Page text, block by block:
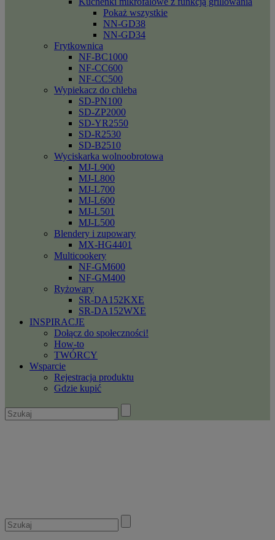
Pokaż wszystkie
NN-GD38
NN-GD34
Frytkownica
NF-BC1000
NF-CC600
NF-CC500
Wypiekacz do chleba
SD-PN100
SD-ZP2000
SD-YR2550
SD-R2530
SD-B2510
Wyciskarka wolnoobrotowa
MJ-L900
MJ-L800
MJ-L700
MJ-L600
MJ-L501
MJ-L500
Blendery i zupowary
MX-HG4401
Multicookery
NF-GM600
NF-GM400
Ryżowary
SR-DA152KXE
SR-DA152WXE
INSPIRACJE
Dołącz do społeczności!
How-to
TWÓRCY
Wsparcie
Rejestracja produktu
Gdzie kupić